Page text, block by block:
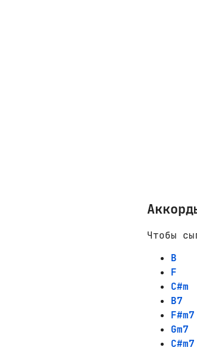
Чтобы
B
F
C#m
B7
F#m7
Gm7
C#m7